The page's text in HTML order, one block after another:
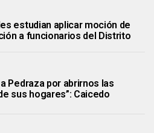
estudian aplicar moción de
a funcionarios del Distrito
a Pedraza por abrirnos las
sus hogares”: Caicedo